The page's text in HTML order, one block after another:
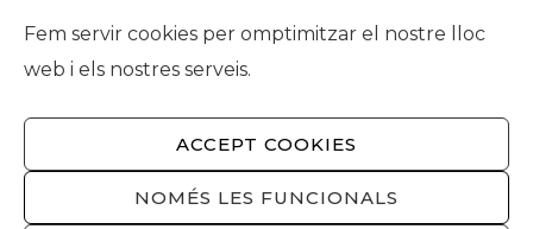
Fem servir cookies per omptimitzar el nostre lloc
web i els nostres serveis.
ACCEPT COOKIES
NOMÉS LES FUNCIONALS
foment@foment.com
© 2026 - Foment del Treball Nacional
Nosaltres